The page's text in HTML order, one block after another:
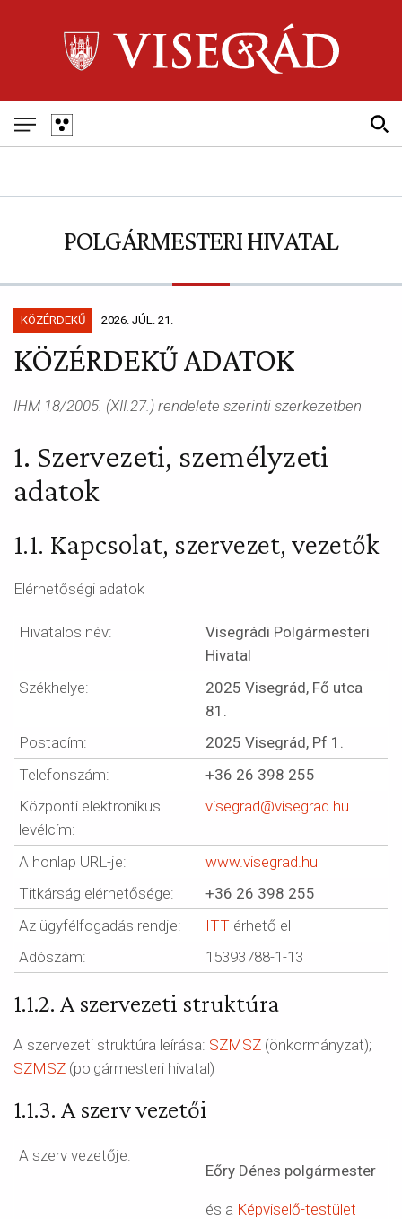
navigáció
POLGÁRMESTERI HIVATAL
KÖZÉRDEKŰ 2026. JÚL. 21.
KÖZÉRDEKŰ ADATOK
IHM 18/2005. (XII.27.) rendelete szerinti szerkezetben
1. Szervezeti, személyzeti
adatok
1.1. Kapcsolat, szervezet, vezetők
Elérhetőségi adatok
Hivatalos név:
Visegrádi Polgármesteri
Hivatal
Székhelye:
2025 Visegrád, Fő utca
81.
Postacím:
2025 Visegrád, Pf 1.
Telefonszám:
+36 26 398 255
Központi elektronikus
levélcím:
visegrad@visegrad.hu
A honlap URL-je:
www.visegrad.hu
Titkárság elérhetősége:
+36 26 398 255
Az ügyfélfogadás rendje:
ITT érhető el
Adószám:
15393788-1-13
1.1.2. A szervezeti struktúra
A szervezeti struktúra leírása: SZMSZ (önkormányzat);
SZMSZ (polgármesteri hivatal)
1.1.3. A szerv vezetői
A szerv vezetője:
Eőry Dénes polgármester
és a Képviselő-testület